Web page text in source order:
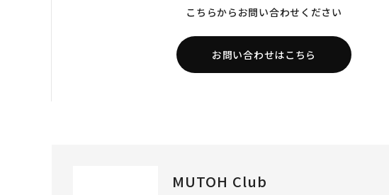
こちらからお問い合わせください
お問い合わせはこちら
MUTOH Club